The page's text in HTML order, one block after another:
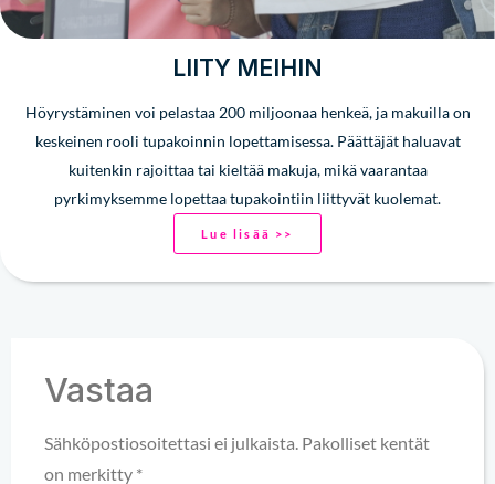
LIITY MEIHIN
Höyrystäminen voi pelastaa 200 miljoonaa henkeä, ja makuilla on
keskeinen rooli tupakoinnin lopettamisessa. Päättäjät haluavat
kuitenkin rajoittaa tai kieltää makuja, mikä vaarantaa
pyrkimyksemme lopettaa tupakointiin liittyvät kuolemat.
Lue lisää >>
Vastaa
Sähköpostiosoitettasi ei julkaista. Pakolliset kentät
on merkitty *